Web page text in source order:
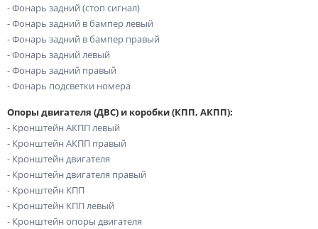
- Фонарь задний (стоп сигнал)
- Фонарь задний в бампер левый
- Фонарь задний в бампер правый
- Фонарь задний левый
- Фонарь задний правый
- Фонарь подсветки номера
Опоры двигателя (ДВС) и коробки (КПП, АКПП):
- Кронштейн АКПП левый
- Кронштейн АКПП правый
- Кронштейн двигателя
- Кронштейн двигателя правый
- Кронштейн КПП
- Кронштейн КПП левый
- Кронштейн опоры двигателя